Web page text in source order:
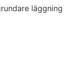
läggning